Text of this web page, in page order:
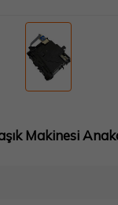
Makinesi